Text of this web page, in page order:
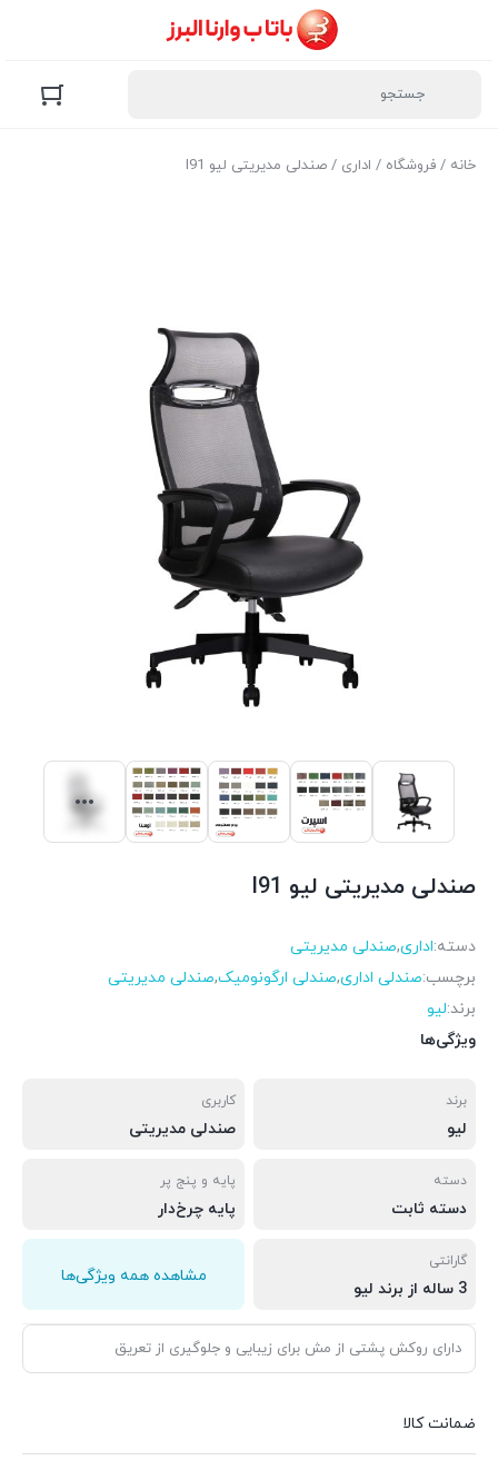
خانه / فروشگاه / اداری / صندلی مدیریتی لیو I91
صندلی مدیریتی لیو I91
دسته:اداری,صندلی مدیریتی
برچسب:صندلی اداری,صندلی ارگونومیک,صندلی مدیریتی
برند:لیو
ویژگی‌ها
برند
لیو
کاربری
صندلی مدیریتی
دسته
دسته ثابت
پایه و پنج پر
پایه چرخ‌دار
گارانتی
3 ساله از برند لیو
مشاهده همه ویژگی‌ها
دارای روکش پشتی از مش برای زیبایی و جلوگیری از تعریق
ضمانت کالا